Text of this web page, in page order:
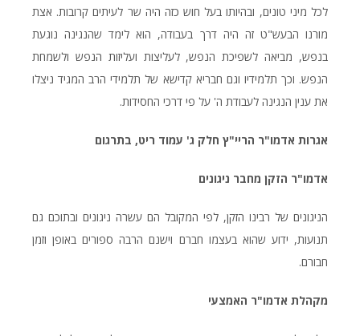
לכל מיני טונים, ובהיותו בעל חוש כזה היה שר לעיתים קרובות. אצת
מורנו הבעש"ט זה היה דרך בעבודה, הוא לימד שהנגינה נוגעת
בנפש, מביאה לשפיכת הנפש, לעליצות ועליזות הנפש ולשמחת
הנפש. וכך תלמידיו וגם חבריא קדישא של תלמידי הרב המגיד ניצלו
את ענין הנגינה לעבודת ה' על פי דרכי החסידות.
אגרות אדמו"ר הריי"ץ חלק ג' עמוד ריט, בתרגום
אדמו"ר הזקן מחבר ניגונים
הניגונים של רבינו הזקן, לפי המקובל הם עשרה ניגונים ובתוכם גם
תנועות, ידוע שהוא בעצמו חברם וישנם הרבה ספורים באופן וזמן
חבורם.
מקהלת אדמו"ר האמצעי